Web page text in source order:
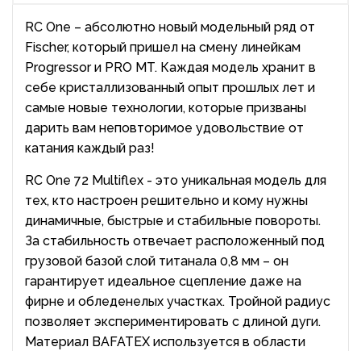
RC One – абсолютно новый модельный ряд от
Fischer, который пришел на смену линейкам
Progressor и PRO MT. Каждая модель хранит в
себе кристаллизованный опыт прошлых лет и
самые новые технологии, которые призваны
дарить вам неповторимое удовольствие от
катания каждый раз!
RC One 72 Multiflex - это уникальная модель для
тех, кто настроен решительно и кому нужны
динамичные, быстрые и стабильные повороты.
За стабильность отвечает расположенный под
грузовой базой слой титанала 0,8 мм – он
гарантирует идеальное сцепление даже на
фирне и обледенелых участках. Тройной радиус
позволяет экспериментировать с длиной дуги.
Материал BAFATEX используется в области